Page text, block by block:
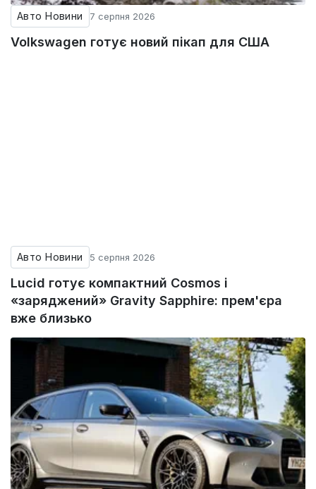
Авто Новини 7 серпня 2026
Volkswagen готує новий пікап для США
Авто Новини 5 серпня 2026
Lucid готує компактний Cosmos і
«заряджений» Gravity Sapphire: прем'єра
вже близько